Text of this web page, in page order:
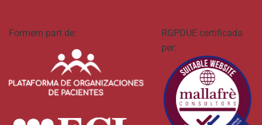
Formem part de:
RGPDUE certificada
per: